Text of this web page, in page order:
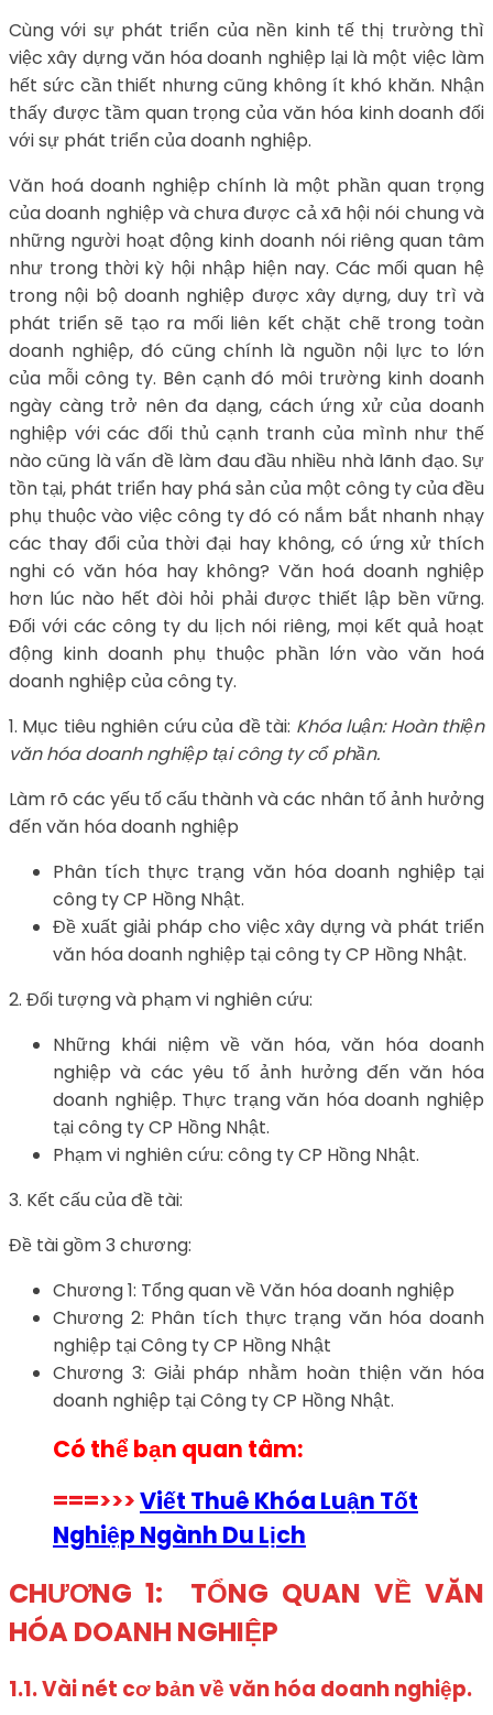
Cùng với sự phát triển của nền kinh tế thị trường thì
việc xây dựng văn hóa doanh nghiệp lại là một việc làm
hết sức cần thiết nhưng cũng không ít khó khăn. Nhận
thấy được tầm quan trọng của văn hóa kinh doanh đối
với sự phát triển của doanh nghiệp.
Văn hoá doanh nghiệp chính là một phần quan trọng
của doanh nghiệp và chưa được cả xã hội nói chung và
những người hoạt động kinh doanh nói riêng quan tâm
như trong thời kỳ hội nhập hiện nay. Các mối quan hệ
trong nội bộ doanh nghiệp được xây dựng, duy trì và
phát triển sẽ tạo ra mối liên kết chặt chẽ trong toàn
doanh nghiệp, đó cũng chính là nguồn nội lực to lớn
của mỗi công ty. Bên cạnh đó môi trường kinh doanh
ngày càng trở nên đa dạng, cách ứng xử của doanh
nghiệp với các đối thủ cạnh tranh của mình như thế
nào cũng là vấn đề làm đau đầu nhiều nhà lãnh đạo. Sự
tồn tại, phát triển hay phá sản của một công ty của đều
phụ thuộc vào việc công ty đó có nắm bắt nhanh nhạy
các thay đổi của thời đại hay không, có ứng xử thích
nghi có văn hóa hay không? Văn hoá doanh nghiệp
hơn lúc nào hết đòi hỏi phải được thiết lập bền vững.
Đối với các công ty du lịch nói riêng, mọi kết quả hoạt
động kinh doanh phụ thuộc phần lớn vào văn hoá
doanh nghiệp của công ty.
1. Mục tiêu nghiên cứu của đề tài: Khóa luận: Hoàn thiện
văn hóa doanh nghiệp tại công ty cổ phần.
Làm rõ các yếu tố cấu thành và các nhân tố ảnh hưởng
đến văn hóa doanh nghiệp
Phân tích thực trạng văn hóa doanh nghiệp tại
công ty CP Hồng Nhật.
Đề xuất giải pháp cho việc xây dựng và phát triển
văn hóa doanh nghiệp tại công ty CP Hồng Nhật.
2. Đối tượng và phạm vi nghiên cứu:
Những khái niệm về văn hóa, văn hóa doanh
nghiệp và các yêu tố ảnh hưởng đến văn hóa
doanh nghiệp. Thực trạng văn hóa doanh nghiệp
tại công ty CP Hồng Nhật.
Phạm vi nghiên cứu: công ty CP Hồng Nhật.
3. Kết cấu của đề tài:
Đề tài gồm 3 chương:
Chương 1: Tổng quan về Văn hóa doanh nghiệp
Chương 2: Phân tích thực trạng văn hóa doanh
nghiệp tại Công ty CP Hồng Nhật
Chương 3: Giải pháp nhằm hoàn thiện văn hóa
doanh nghiệp tại Công ty CP Hồng Nhật.
Có thể bạn quan tâm:
===>>>Viết Thuê Khóa Luận Tốt
Nghiệp Ngành Du Lịch
CHƯƠNG 1: TỔNG QUAN VỀ VĂN
HÓA DOANH NGHIỆP
1.1.Vài nét cơ bản về văn hóa doanh nghiệp.